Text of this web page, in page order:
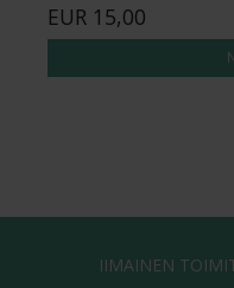
EUR 15,00
IIMAINEN